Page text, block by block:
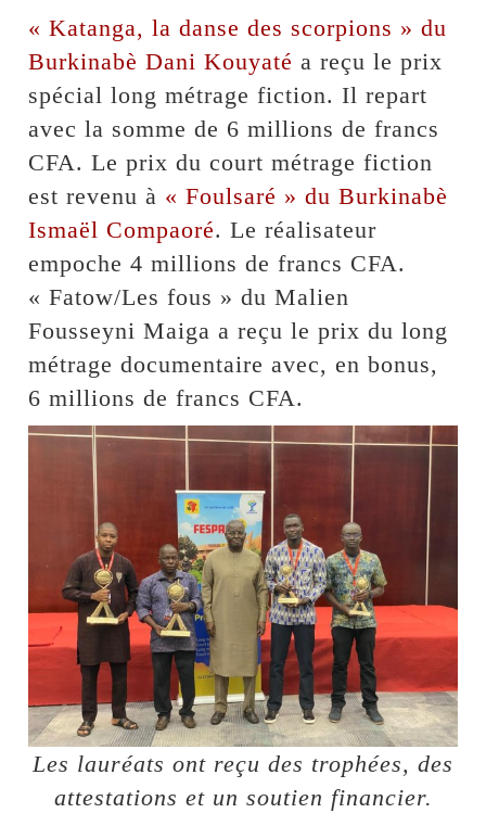
« Katanga, la danse des scorpions » du
Burkinabè Dani Kouyaté a reçu le prix
spécial long métrage fiction. Il repart
avec la somme de 6 millions de francs
CFA. Le prix du court métrage fiction
est revenu à « Foulsaré » du Burkinabè
Ismaël Compaoré. Le réalisateur
empoche 4 millions de francs CFA.
« Fatow/Les fous » du Malien
Fousseyni Maiga a reçu le prix du long
métrage documentaire avec, en bonus,
6 millions de francs CFA.
Les lauréats ont reçu des trophées, des
attestations et un soutien financier.